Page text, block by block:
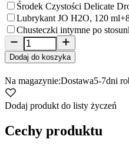
Środek Czystości Delicate
Lubrykant JO H2O, 120 ml
Chusteczki intymne po
Dodaj do koszyka
Na magazynie:Dostawa5-7dni
Dodaj produkt do listy życzeń
Cechy produktu